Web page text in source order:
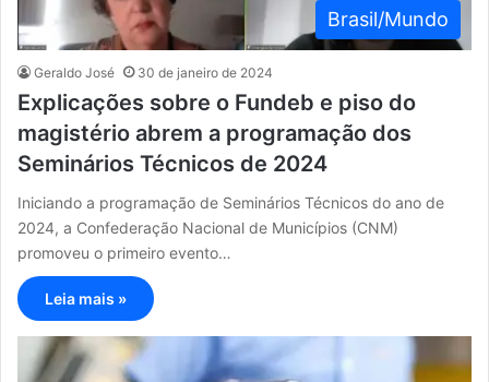
Brasil/Mundo
Geraldo José 30 de janeiro de 2024
Explicações sobre o Fundeb e piso do
magistério abrem a programação dos
Seminários Técnicos de 2024
Iniciando a programação de Seminários Técnicos do ano de
2024, a Confederação Nacional de Municípios (CNM)
promoveu o primeiro evento…
Leia mais »